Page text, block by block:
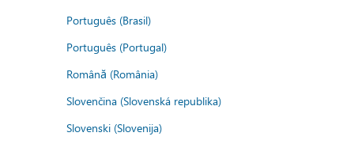
Português (Brasil)
Português (Portugal)
Română (România)
Slovenčina (Slovenská republika)
Slovenski (Slovenija)